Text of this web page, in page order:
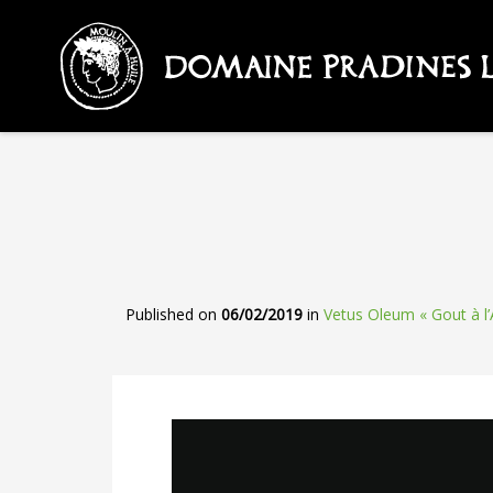
Published on 06/02/2019 in Vetus Oleum « Gout à